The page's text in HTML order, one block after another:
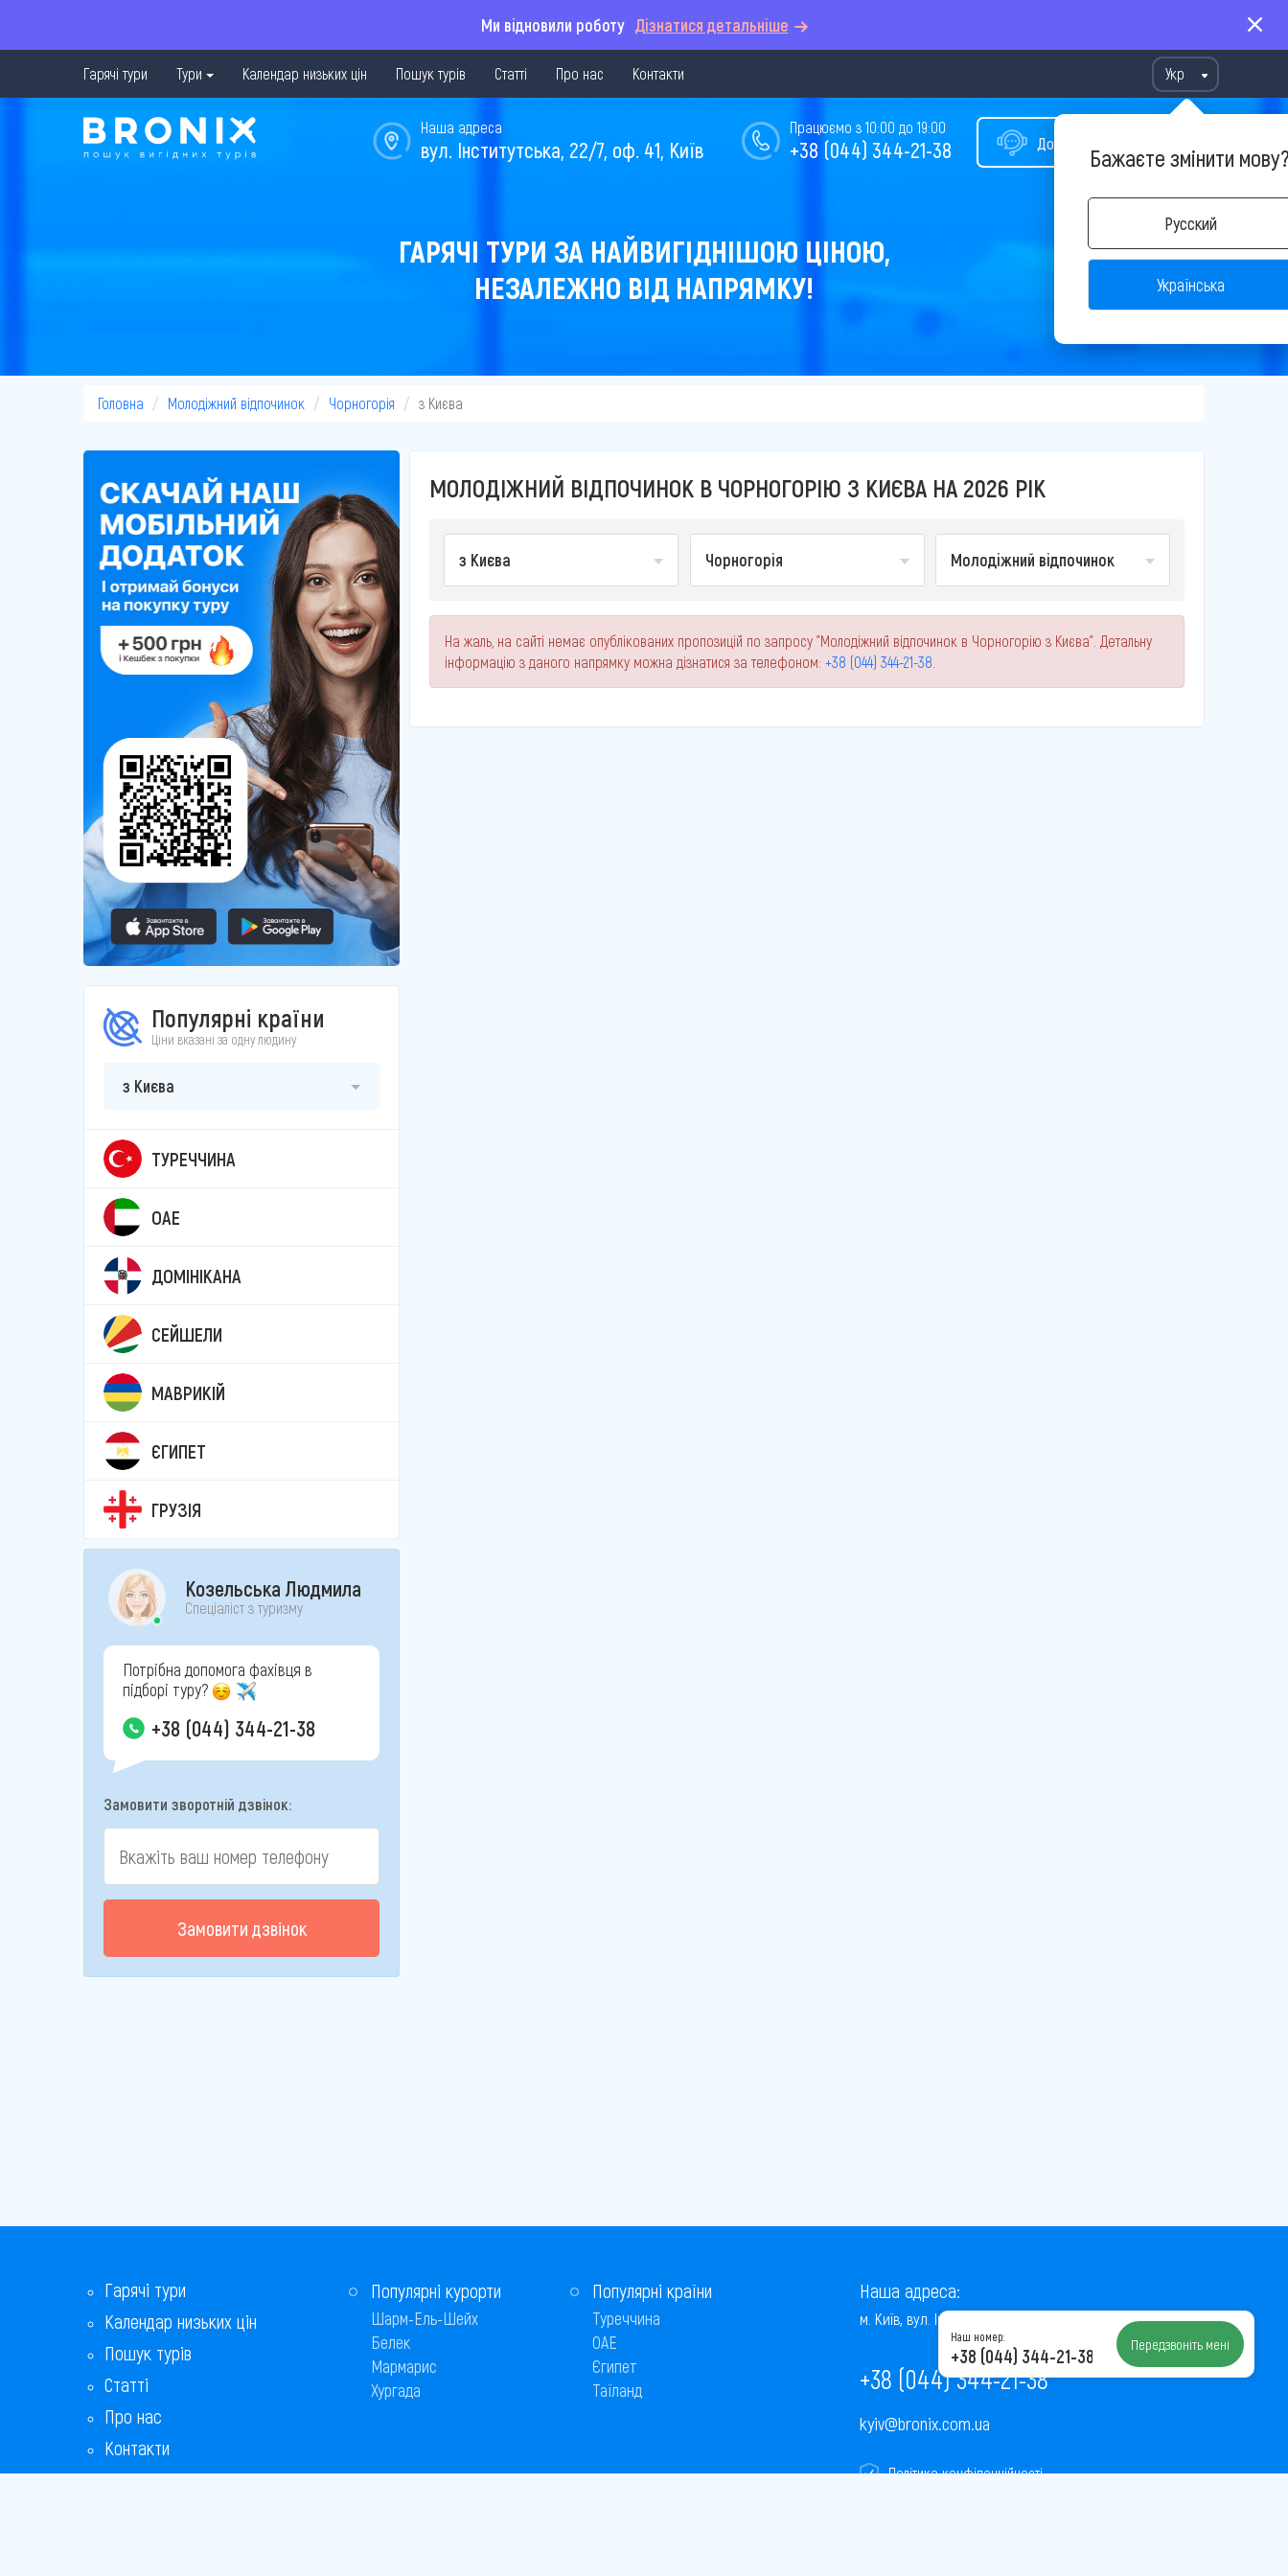
Ми відновили роботу Дізнатися детальніше
Гарячі тури Тури Календар низьких цін Пошук турів Статті Про нас Контакти Укр
Бажаєте змінити
Русский
Українська
Допомога у виборі туру
Працюємо з 10:00 до 19:00
+38 (044) 344-21-38
Наша адреса
вул. Інститутська, 22/7, оф. 41, Київ
ГАРЯЧІ ТУРИ ЗА НАЙВИГІДНІШОЮ ЦІНОЮ,
НЕЗАЛЕЖНО ВІД НАПРЯМКУ!
Головна Молодіжний відпочинок Чорногорія з Києва
Популярні країни
Ціни вказані за одну людину
з Києва
ТУРЕЧЧИНА
ОАЕ
ДОМІНІКАНА
СЕЙШЕЛИ
МАВРИКІЙ
ЄГИПЕТ
ГРУЗІЯ
Козельська Людмила
Спеціаліст з туризму
Потрібна допомога фахівця в
підборі туру?
+38 (044) 344-21-38
Замовити зворотній дзвінок:
Замовити дзвінок
МОЛОДІЖНИЙ ВІДПОЧИНОК В ЧОРНОГОРІЮ З КИЄВА НА 2026 РІК
з Києва Чорногорія Молодіжний відпочинок
На жаль, на сайті немає опублікованих пропозицій по запросу "Молодіжний відпочинок в Чорногорію з Києва". Детальну
інформацію з даного напрямку можна дізнатися за телефоном: +38 (044) 344-21-38
Гарячі тури
Календар низьких цін
Пошук турів
Статті
Про нас
Контакти
Бонусна програма
Популярні курорти
Шарм-Ель-Шейх
Белек
Мармарис
Хургада
Популярні країни
Туреччина
ОАЕ
Єгипет
Таїланд
Наша адреса:
м. Київ, вул. Інститутська, 22/7, оф. 41
+38 (044) 344-21-38
kyiv@bronix.com.ua
Політика конфіденційності
Наш номер:
+38 (044) 344-21-38 Передзвоніть мені